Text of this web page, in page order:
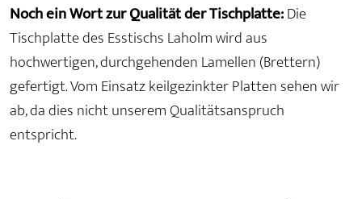
Noch ein Wort zur Qualität der Tischplatte:Die
Tischplatte des Esstischs Laholm wird aus
hochwertigen, durchgehenden Lamellen (Brettern)
gefertigt. Vom Einsatz keilgezinkter Platten sehen wir
ab, da dies nicht unserem Qualitätsanspruch
entspricht.